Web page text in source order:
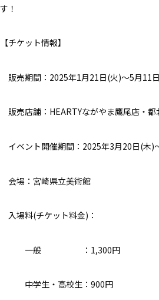
す！
【チケット情報】
販売期間：2025年1月21日(火)～5月
販売店舗：HEARTYながやま鷹尾店・都
イベント開催期間：2025年3月20日(木)
会場：宮崎県立美術館
入場料(チケット料金)：
一般 ：1,300円
中学生・高校生：900円